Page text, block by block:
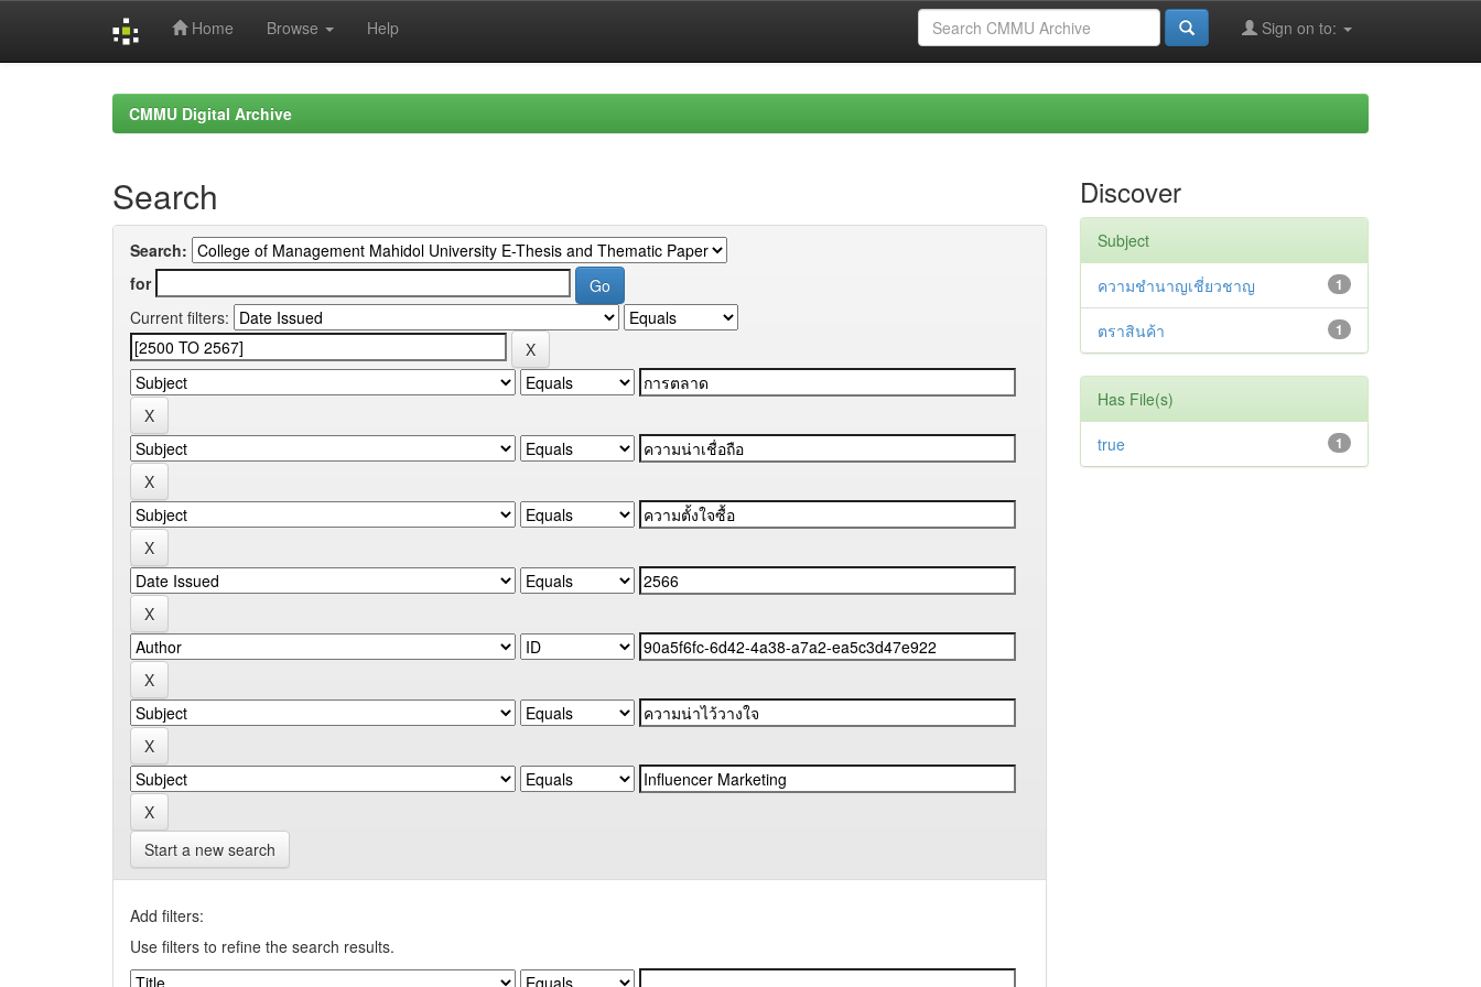
Home Browse Help Sign on to:
CMMU Digital Archive
Search
Search:
for
Current filters:
Start a new search
Add filters:
Use filters to refine the search results.
Discover
Subject
1
ความชำนาญเชี่ยวชาญ
1
ตราสินค้า
Has File(s)
1
true